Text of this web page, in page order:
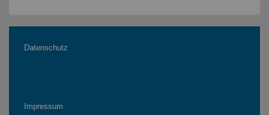
Datenschutz
Impressum